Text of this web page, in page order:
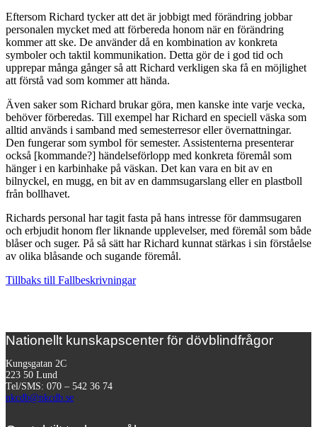
Eftersom Richard tycker att det är jobbigt med förändring jobbar
personalen mycket med att förbereda honom när en förändring
kommer att ske. De använder då en kombination av konkreta
symboler och taktil kommunikation. Detta gör de i god tid och
upprepar många gånger så att Richard verkligen ska få en möjlighet
att förstå vad som kommer att hända.
Även saker som Richard brukar göra, men kanske inte varje vecka,
behöver förberedas. Till exempel har Richard en speciell väska som
alltid används i samband med semesterresor eller övernattningar.
Den fungerar som symbol för semester. Assistenterna presenterar
också [kommande?] händelseförlopp med konkreta föremål som
hänger i en karbinhake på väskan. Det kan vara en bit av en
bilnyckel, en mugg, en bit av en dammsugarslang eller en plastboll
från bollhavet.
Richards personal har tagit fasta på hans intresse för dammsugaren
och erbjudit honom fler liknande upplevelser, med föremål som både
blåser och suger. På så sätt har Richard kunnat stärkas i sin förståelse
av olika blåsande och sugande föremål.
Tillbaks till Fallbeskrivningar
Nationellt kunskapscenter för dövblindfrågor
Kungsgatan 2C
223 50 Lund
Tel/SMS: 070 – 542 36 74
nkcdb@nkcdb.se